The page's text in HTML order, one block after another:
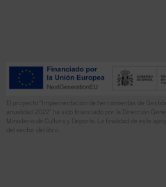
El proyecto “Implementación de herramientas de
anualidad 2022” ha sido financiado por la Dirección
Ministerio de Cultura y Deporte. La finalidad de este
del sector del libro.